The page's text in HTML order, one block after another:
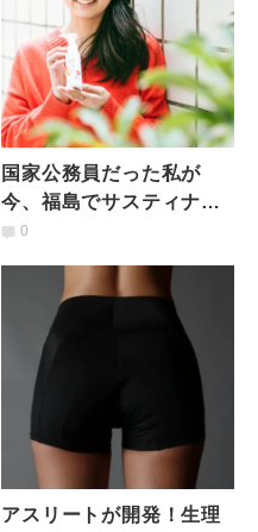
国家公務員だった私が
今、福島でサスティナブ
ルな化粧品を作る理由
0
アスリートが開発！生理